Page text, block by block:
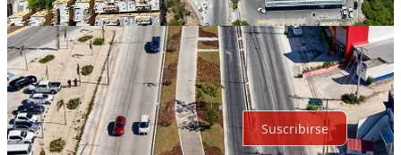
Sin posts
Por supuesto, sigue adelante.
Suscribirse